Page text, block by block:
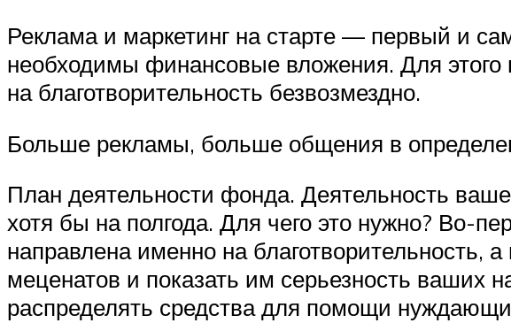
Реклама и маркетинг на старте — первый и
необходимы финансовые вложения. Для этого
на благотворительность безвозмездно.
Больше рекламы, больше общения в
План деятельности фонда. Деятельность
хотя бы на полгода. Для чего это нужно? Во-
направлена именно на благотворительность,
меценатов и показать им серьезность ваших
распределять средства для помощи